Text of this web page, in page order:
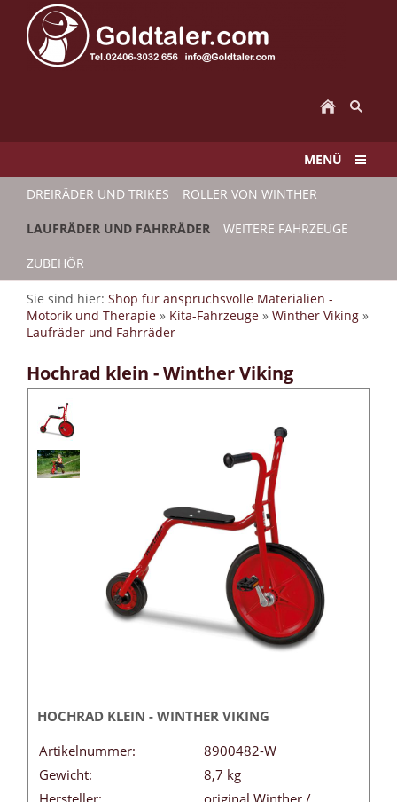
MENÜ
DREIRÄDER UND TRIKES ROLLER VON WINTHER
LAUFRÄDER UND FAHRRÄDER WEITERE FAHRZEUGE
ZUBEHÖR
Sie sind hier: Shop für anspruchsvolle Materialien -
Motorik und Therapie » Kita-Fahrzeuge » Winther Viking »
Laufräder und Fahrräder
Hochrad klein - Winther Viking
HOCHRAD KLEIN - WINTHER VIKING
Artikelnummer:
8900482-W
Gewicht:
8,7 kg